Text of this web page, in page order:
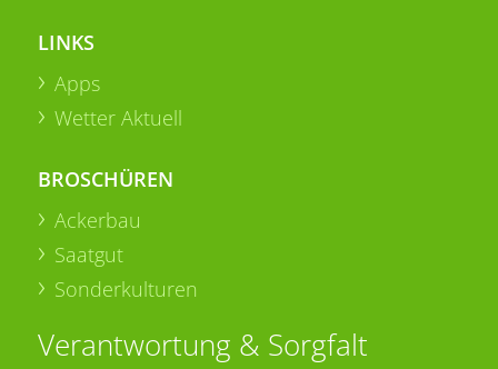
LINKS
Apps
Wetter Aktuell
BROSCHÜREN
Ackerbau
Saatgut
Sonderkulturen
Verantwortung & Sorgfalt